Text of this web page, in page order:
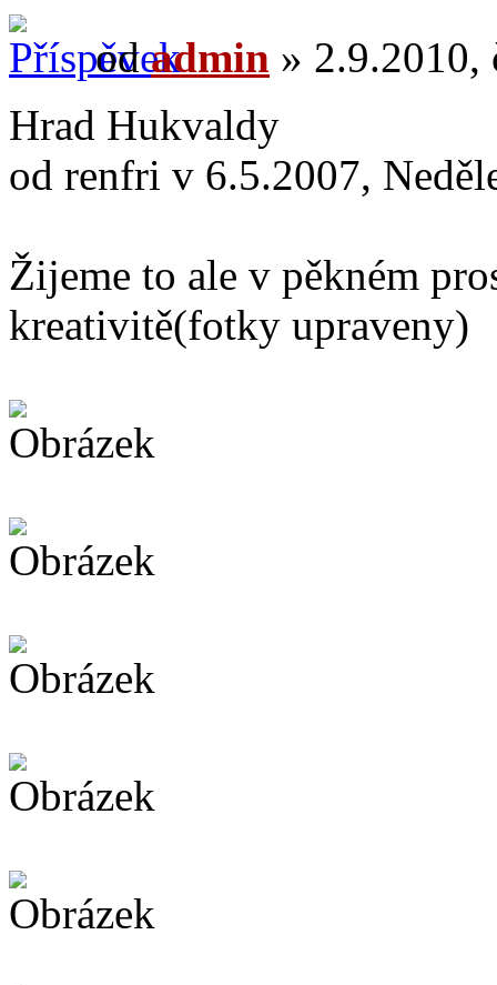
odadmin » 2.9.2010,
Hrad Hukvaldy
od renfri v 6.5.2007,
Žijeme to ale v pěkném
kreativitě(fotky upraveny)